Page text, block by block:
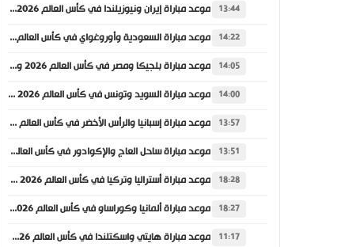
13:44 موعد مباراة إيران ونيوزيلندا في كأس العالم 2026 والقنوات الناقلة
14:22 موعد مباراة السعودية وأوروغواي في كأس العالم 2026 والقنوات الناقلة
14:05 موعد مباراة بلجيكا ومصر في كأس العالم 2026 والقنوات الناقلة
14:00 موعد مباراة السويد وتونس في كأس العالم 2026 والقنوات الناقلة
13:57 موعد مباراة إسبانيا والرأس الأخضر في كأس العالم 2026 والقنوات الناقلة
13:51 موعد مباراة ساحل العاج والإكوادور في كأس العالم 2026 والقنوات الناقلة
18:28 موعد مباراة أستراليا وتركيا في كأس العالم 2026 والقنوات الناقلة
18:27 موعد مباراة ألمانيا وكوراساو في كأس العالم 2026 والقنوات الناقلة
11:17 موعد مباراة هايتي واسكتلندا في كأس العالم 2026 والقنوات الناقلة